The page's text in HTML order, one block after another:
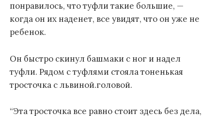
понравилось, что туфли такие большие, —
когда он их наденет, все увидят, что он уже не
ребенок.
Он быстро скинул башмаки с ног и надел
туфли. Рядом с туфлями стояла тоненькая
тросточка с львиной.головой.
“Эта тросточка все равно стоит здесь без дела,